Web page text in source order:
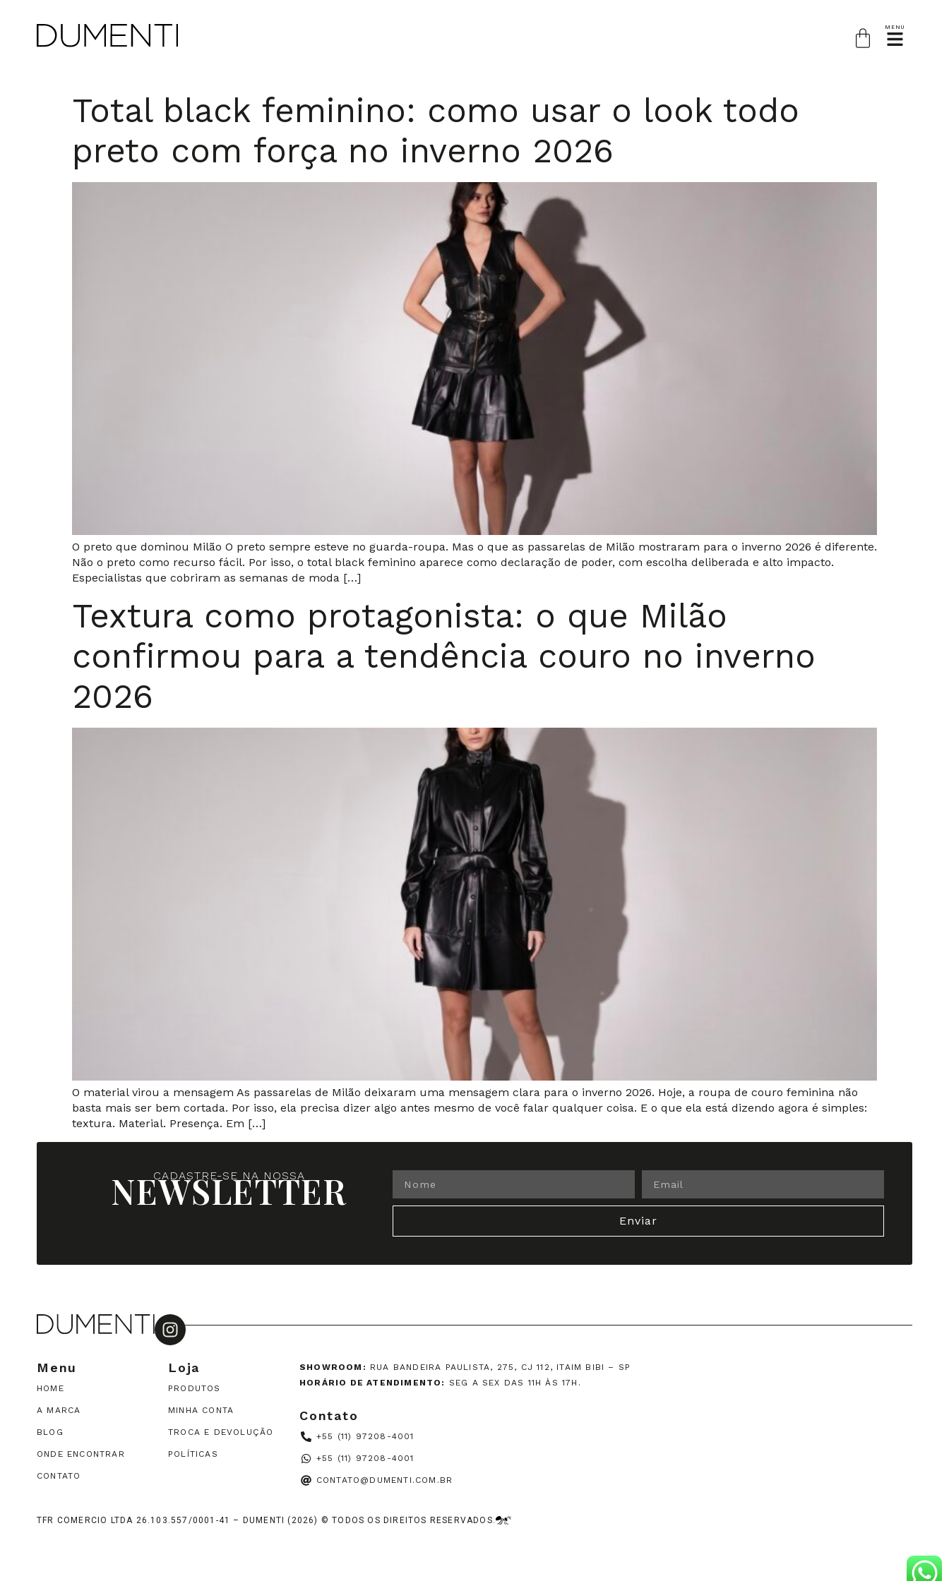
MENU
Total black feminino: como usar o look todo
preto com força no inverno 2026
O preto que dominou Milão O preto sempre esteve no guarda-roupa. Mas o que as passarelas de Milão mostraram para o inverno 2026 é diferente.
Não o preto como recurso fácil. Por isso, o total black feminino aparece como declaração de poder, com escolha deliberada e alto impacto.
Especialistas que cobriram as semanas de moda […]
Textura como protagonista: o que Milão
confirmou para a tendência couro no inverno
2026
O material virou a mensagem As passarelas de Milão deixaram uma mensagem clara para o inverno 2026. Hoje, a roupa de couro feminina não
basta mais ser bem cortada. Por isso, ela precisa dizer algo antes mesmo de você falar qualquer coisa. E o que ela está dizendo agora é simples:
textura. Material. Presença. Em […]
CADASTRE-SE NA NOSSA
NEWSLETTER
Enviar
Menu
HOME
A MARCA
BLOG
ONDE ENCONTRAR
CONTATO
Loja
PRODUTOS
MINHA CONTA
TROCA E DEVOLUÇÃO
POLÍTICAS
SHOWROOM: RUA BANDEIRA PAULISTA, 275, CJ 112, ITAIM BIBI – SP
HORÁRIO DE ATENDIMENTO: SEG A SEX DAS 11H ÀS 17H.
Contato
+55 (11) 97208-4001
+55 (11) 97208-4001
CONTATO@DUMENTI.COM.BR
TFR COMERCIO LTDA 26.103.557/0001-41 – DUMENTI (2026) © TODOS OS DIREITOS RESERVADOS.